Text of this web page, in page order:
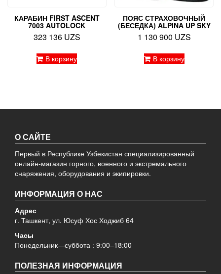
КАРАБИН FIRST ASCENT
7003 AUTOLOCK
323 136 UZS
В корзину
ПОЯС СТРАХОВОЧНЫЙ
(БЕСЕДКА) ALPINA UP SKY
1 130 900 UZS
В корзину
О САЙТЕ
Первый в Республике Узбекистан специализированный
онлайн-магазин горного, военного и экстремального
снаряжения, оборудования и экипировки.
ИНФОРМАЦИЯ О НАС
Адрес
г. Ташкент, ул. Юсуф Хос Ходжиб 64
Часы
Понедельник—суббота : 9:00–18:00
ПОЛЕЗНАЯ ИНФОРМАЦИЯ